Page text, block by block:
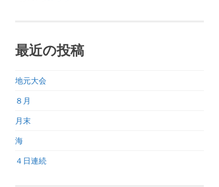
最近の投稿
地元大会
８月
月末
海
４日連続